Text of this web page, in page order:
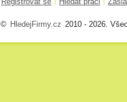
| |
© HledejFirmy.cz 2010 - 2026.